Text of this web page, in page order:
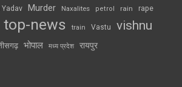
Yadav Murder Naxalites petrol rain rape
top-news train Vastu vishnu
भोपाल मध्य प्रदेश रायपुर